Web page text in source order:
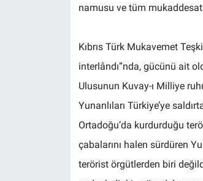
namusu ve tüm
Kıbrıs Türk Mukavemet
interlândı”nda, gücünü ait
Ulusunun Kuvay-ı Milliye
Yunanlıları Türkiye’ye
Ortadoğu’da kurdurduğu
çabalarını halen sürdüren
terörist örgütlerden biri